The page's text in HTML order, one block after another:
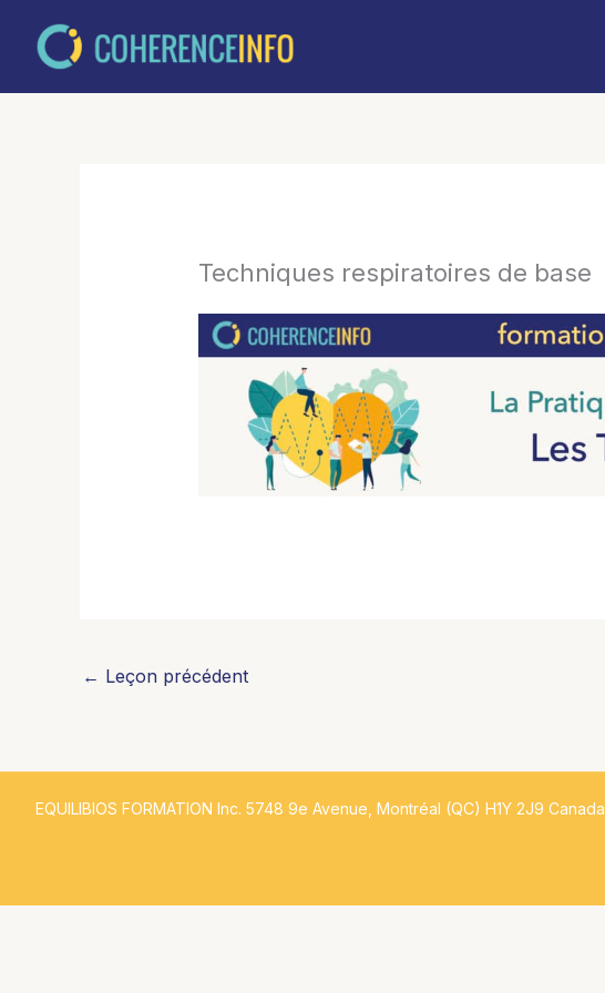
Techniques respiratoires de base
← Leçon précédent
EQUILIBIOS FORMATION Inc. 5748 9e Avenue, Montréal (QC) H1Y 2J9 Canada